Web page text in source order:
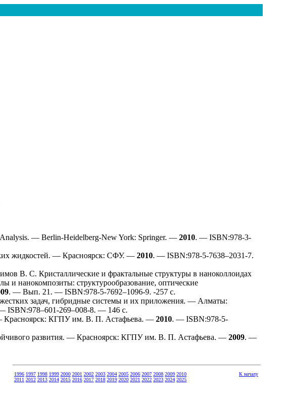
— Berlin-Heidelberg-New York: Springer. — 2010. — ISBN:978-3-
жидкостей. — Красноярск: СФУ. — 2010. — ISBN:978-5-7638–2031-7.
В. С. Кристаллические и фрактальные структуры в наноколлоидах
и нанокомпозиты: структурообразование, оптические
. — Вып. 21. — ISBN:978-5-7692–1096-9. -257 с.
задач, гибридные системы и их приложения. — Алматы:
ISBN:978–601-269–008-8. — 146 с.
Красноярск: КГПУ им. В. П. Астафьева. — 2010. — ISBN:978-5-
развития. — Красноярск: КГПУ им. В. П. Астафьева. — 2009. —
1996 1997 1998 1999 2000 2001 2002 2003 2004 2005 2006 2007 2008 2009 2010
2011 2012 2013 2014 2015 2016 2017 2018 2019 2020 2021 2022 2023 2024 2025
К началу